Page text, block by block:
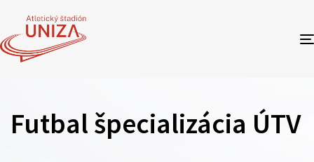
Futbal špecializácia ÚTV